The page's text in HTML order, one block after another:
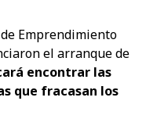
Emprendimiento
el arranque de
encontrar las
que fracasan los